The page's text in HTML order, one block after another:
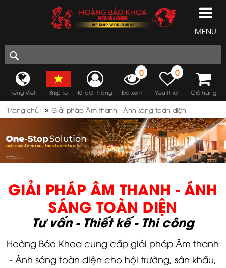
MENU
Tiếng Việt Ship to Khách hàng
0
Đã xem
0
Yêu thích Giỏ hàng
Trang chủ »Giải pháp Âm thanh - Ánh sáng toàn diện
GIẢI PHÁP ÂM THANH - ÁNH
SÁNG TOÀN DIỆN
Tư vấn - Thiết kế - Thi công
Hoàng Bảo Khoa cung cấp giải pháp Âm thanh
- Ánh sáng toàn diện cho hội trường, sân khấu,